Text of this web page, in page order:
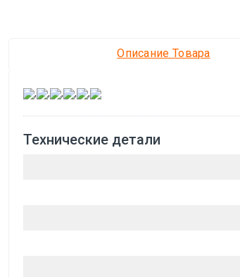
Описание Товара
, , , , ,
Технические детали